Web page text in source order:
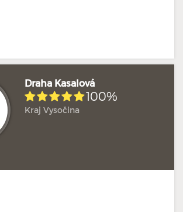
Draha Kasalová
100%
Kraj Vysočina
Hodnoceno: 1×